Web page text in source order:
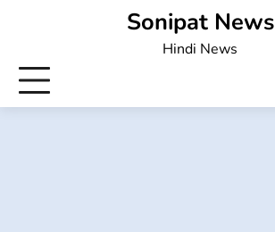
Sonipat News
Hindi News